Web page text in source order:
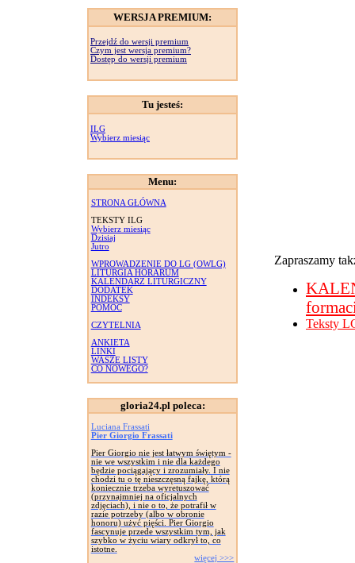
WERSJA PREMIUM:
Przejdź do wersji premium
Czym jest wersja premium?
Dostęp do wersji premium
Tu jesteś:
ILG
Wybierz miesiąc
Menu:
STRONA GŁÓWNA
TEKSTY ILG
Wybierz miesiąc
Dzisiaj
Jutro
WPROWADZENIE DO LG (OWLG)
LITURGIA HORARUM
KALENDARZ LITURGICZNY
DODATEK
INDEKSY
POMOC
CZYTELNIA
ANKIETA
LINKI
WASZE LISTY
CO NOWEGO?
gloria24.pl poleca:
Luciana Frassati
Pier Giorgio Frassati
Pier Giorgio nie jest łatwym świętym -
nie we wszystkim i nie dla każdego
będzie pociągający i zrozumiały. I nie
chodzi tu o tę nieszczęsną fajkę, którą
koniecznie trzeba wyretuszować
(przynajmniej na oficjalnych
zdjęciach), i nie o to, że potrafił w
razie potrzeby (albo w obronie
honoru) użyć pięści. Pier Giorgio
fascynuje przede wszystkim tym, jak
szybko w życiu wiary odkrył to, co
istotne.
więcej >>>
Zapraszamy
Teksty